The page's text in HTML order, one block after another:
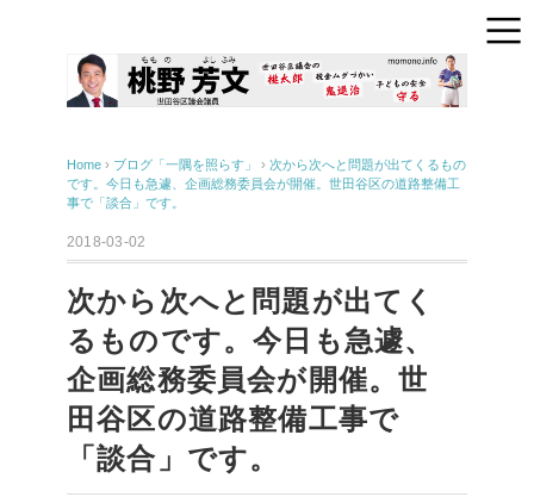
Home › ブログ「一隅を照らす」 › 次から次へと問題が出てくるもの
です。今日も急遽、企画総務委員会が開催。世田谷区の道路整備工
事で「談合」です。
2018-03-02
次から次へと問題が出てく
るものです。今日も急遽、
企画総務委員会が開催。世
田谷区の道路整備工事で
「談合」です。